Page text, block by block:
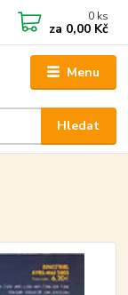
Menu
Hledat
0 ks
za 0,00 Kč